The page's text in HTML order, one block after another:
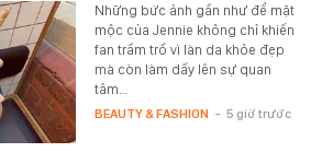
Những bức ảnh gần như để mặt
mộc của Jennie không chỉ khiến
fan trầm trồ vì làn da khỏe đẹp
mà còn làm dấy lên sự quan
tâm…
BEAUTY & FASHION - 5 giờ trước